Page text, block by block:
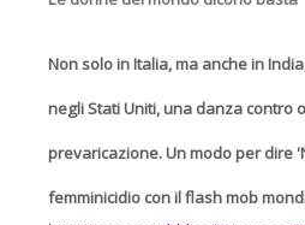
Non solo in Italia, ma anche in
negli Stati Uniti, una danza contro
prevaricazione. Un modo per dire
femminicidio con il flash mob